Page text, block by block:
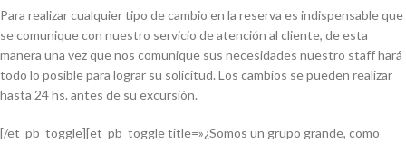
Para realizar cualquier tipo de cambio en la reserva es indispensable que
se comunique con nuestro servicio de atención al cliente, de esta
manera una vez que nos comunique sus necesidades nuestro staff hará
todo lo posible para lograr su solicitud. Los cambios se pueden realizar
hasta 24 hs. antes de su excursión.
[/et_pb_toggle][et_pb_toggle title=»¿Somos un grupo grande, como